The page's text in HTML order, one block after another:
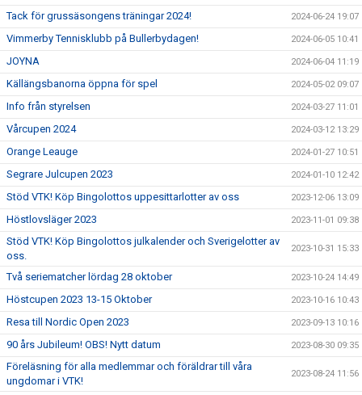
Tack för grussäsongens träningar 2024! 2024-06-24 19:07
Vimmerby Tennisklubb på Bullerbydagen! 2024-06-05 10:41
JOYNA 2024-06-04 11:19
Källängsbanorna öppna för spel 2024-05-02 09:07
Info från styrelsen 2024-03-27 11:01
Vårcupen 2024 2024-03-12 13:29
Orange Leauge 2024-01-27 10:51
Segrare Julcupen 2023 2024-01-10 12:42
Stöd VTK! Köp Bingolottos uppesittarlotter av oss 2023-12-06 13:09
Höstlovsläger 2023 2023-11-01 09:38
Stöd VTK! Köp Bingolottos julkalender och Sverigelotter av
oss.
2023-10-31 15:33
Två seriematcher lördag 28 oktober 2023-10-24 14:49
Höstcupen 2023 13-15 Oktober 2023-10-16 10:43
Resa till Nordic Open 2023 2023-09-13 10:16
90 års Jubileum! OBS! Nytt datum 2023-08-30 09:35
Föreläsning för alla medlemmar och föräldrar till våra
ungdomar i VTK!
2023-08-24 11:56